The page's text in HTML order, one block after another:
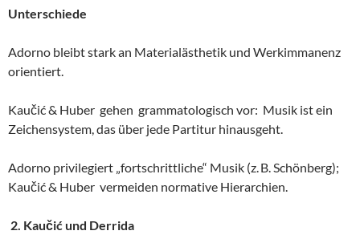
Unterschiede
Adorno bleibt stark an Materialästhetik und Werkimmanenz
orientiert.
Kaučić & Huber gehen grammatologisch vor: Musik ist ein
Zeichensystem, das über jede Partitur hinausgeht.
Adorno privilegiert „fortschrittliche“ Musik (z. B. Schönberg);
Kaučić & Huber vermeiden normative Hierarchien.
2. Kaučić und Derrida